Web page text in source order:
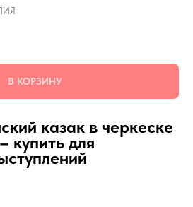
В КОРЗИНУ
казак в черкеске
купить для